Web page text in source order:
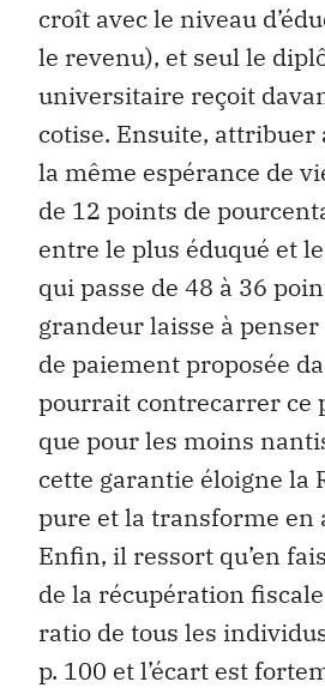
croît avec le niveau
le revenu), et seul le
universitaire reçoit
cotise. Ensuite,
la même espérance de
de 12 points de
entre le plus éduqué et
qui passe de 48 à 36
grandeur laisse à
de paiement proposée
pourrait contrecarrer ce
que pour les moins
cette garantie éloigne la
pure et la transforme en
Enfin, il ressort qu’en
de la récupération fiscale
ratio de tous les
p. 100 et l’écart est